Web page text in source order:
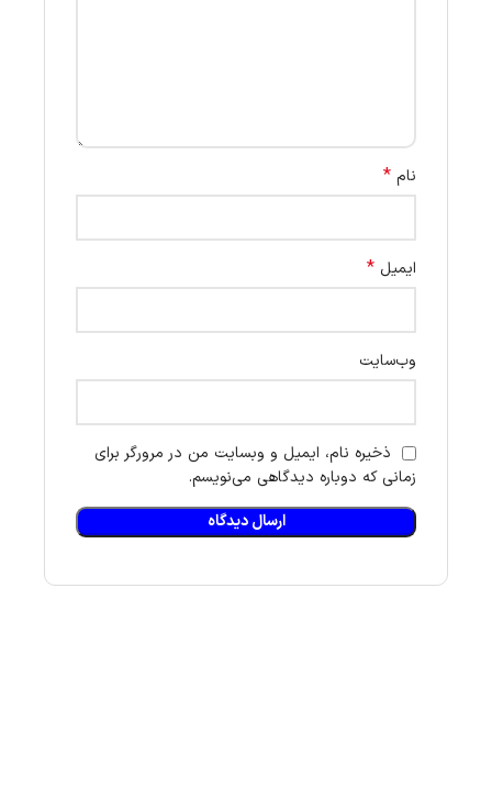
نام *
ایمیل *
وب‌سایت
ذخیره نام، ایمیل و وبسایت من در مرورگر برای
زمانی که دوباره دیدگاهی می‌نویسم.